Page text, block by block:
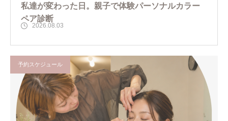
私達が変わった日。親子で体験パーソナルカラー
ペア診断
2026.08.03
予約スケジュール